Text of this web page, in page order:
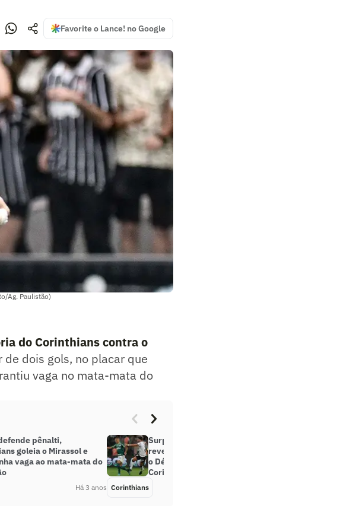
Favorite o Lance! no Google
Ag. Paulistão)
do Corinthians contra o
dois gols, no placar que
vaga no mata-mata do
pênalti,
goleia o Mirassol e
vaga ao mata-mata do
Há 3 anos
Surpresa de Lázaro, Giuliano
revela preparação inusitada para
o Dérbi e elogia postura do
Corinthians
Corinthians